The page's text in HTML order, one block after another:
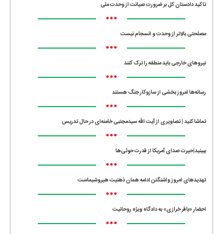
تاکید دادستان کل بر ضرورت صیانت از وحدت ملی
•••
مصلحتی بالاتر از وحدت و انسجام نیست
•••
نیروهای خارجی باید منطقه را ترک کنند
•••
رسانه‌ها امروز بخشی از سازوکار جنگ هستند
•••
تماشا کنید | تصاویری از آیت الله سیدمجتبی خامنه‌ای در حال تدریس
•••
ببینید|حیرت صدای آمریکا از قدرت حوثی‌ها
•••
تهدیدهای امروز واشنگتن ادامه همان ذهنیت هیروشیماست
•••
احضار «باقر خرازی» به دادگاه ویژه روحانیت
•••